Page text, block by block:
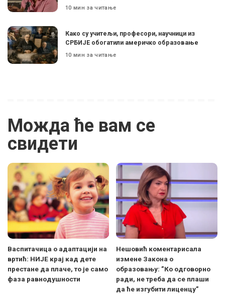
10 мин за читање
Како су учитељи, професори, научници из
СРБИЈЕ обогатили америчко образовање
10 мин за читање
Можда ће вам се
свидети
Васпитачица о адаптацији на
вртић: НИЈЕ крај кад дете
престане да плаче, то је само
фаза равнодушности
Нешовић коментарисала
измене Закона о
образовању: ”Ко одговорно
ради, не треба да се плаши
да ће изгубити лиценцу”